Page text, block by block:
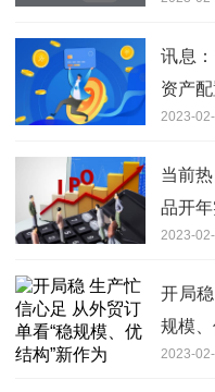
讯息
资产
2023-
当前
品开
2023-
开局
规模
2023-